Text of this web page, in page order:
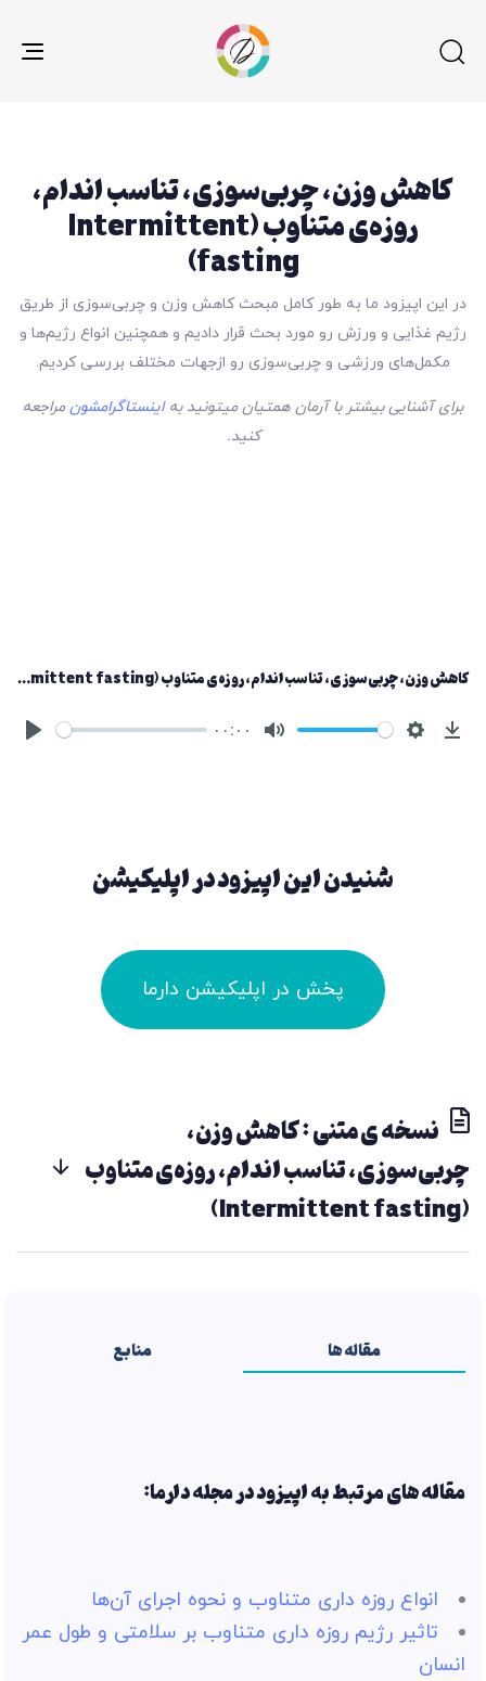
کاهش وزن، چربی‌سوزی، تناسب اندام،
روزه‌ی متناوب (Intermittent
fasting)
در این اپیزود ما به طور کامل مبحث کاهش وزن و چربی‌سوزی از طریق
رژیم غذایی و ورزش رو مورد بحث قرار دادیم و همچنین انواع رژیم‌ها و
مکمل‌های ورزشی و چربی‌سوزی رو ازجهات مختلف بررسی کردیم.
برای آشنایی بیشتر با آرمان همتیان میتونید بهاینستاگرامشون مراجعه
کنید.
کاهش وزن، چربی‌سوزی، تناسب اندام، روزه‌ی متناوب (Intermittent fasting)
۰۰:۰۰
شنیدن این اپیزود در اپلیکیشن
پخش در اپلیکیشن دارما
نسخه ی متنی : کاهش وزن،
چربی‌سوزی، تناسب اندام، روزه‌ی متناوب
(Intermittent fasting)
مقاله ها منابع
مقاله های مرتبط به اپیزود در مجله دارما:
انواع روزه داری متناوب و نحوه‌ اجرای آن‌ها
تاثیر رژیم روزه داری متناوب بر سلامتی و طول عمر
انسان